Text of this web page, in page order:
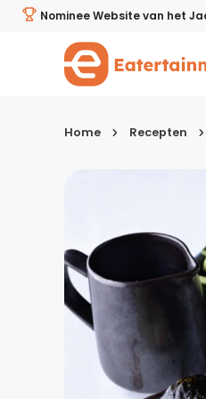
Sushi met miso worteltjes -
Nominee Website van het
Kies je
Lunch &
Voor- &
Home Recepten